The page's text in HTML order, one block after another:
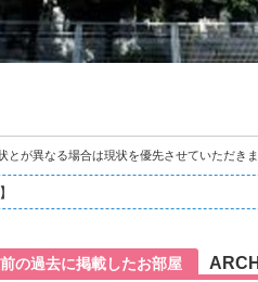
が異なる場合は現状を優先させていただきま
の過去に掲載したお部屋